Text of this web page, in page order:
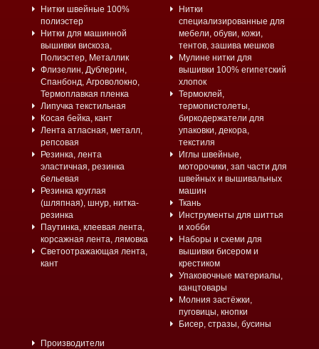
Нитки швейные 100%
полиэстер
Нитки для машинной
вышивки вискоза,
Полиэстер, Металлик
Флизелин, Дублерин,
Спанбонд, Агроволокно,
Термоплавкая пленка
Липучка текстильная
Косая бейка, кант
Лента атласная, металл,
репсовая
Резинка, лента
эластичная, резинка
бельевая
Резинка круглая
(шляпная), шнур, нитка-
резинка
Паутинка, клеевая лента,
корсажная лента, лямовка
Светоотражающая лента,
кант
Нитки
специализированные для
мебели, обуви, кожи,
тентов, зашива мешков
Мулине нитки для
вышивки 100% египетский
хлопок
Термоклей,
термопистолеты,
биркодержатели для
упаковки, декора,
текстиля
Иглы швейные,
моторочики, зап части для
швейных и вышивальных
машин
Ткань
Инструменты для шиттья
и хобби
Наборы и схеми для
вышивки бисером и
крестиком
Упаковочные материалы,
канцтовары
Молния застёжки,
пуговицы, кнопки
Бисер, стразы, бусины
Производители